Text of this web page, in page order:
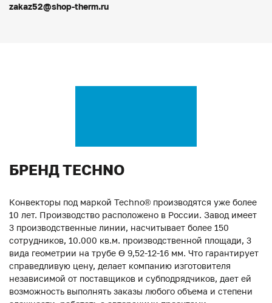
zakaz52@shop-therm.ru
БРЕНД TECHNO
Конвекторы под маркой Techno® производятся уже более
10 лет. Производство расположено в России. Завод имеет
3 производственные линии, насчитывает более 150
сотрудников, 10.000 кв.м. производственной площади, 3
вида геометрии на трубе ϴ 9,52-12-16 мм. Что гарантирует
справедливую цену, делает компанию изготовителя
независимой от поставщиков и субподрядчиков, дает ей
возможность выполнять заказы любого объема и степени